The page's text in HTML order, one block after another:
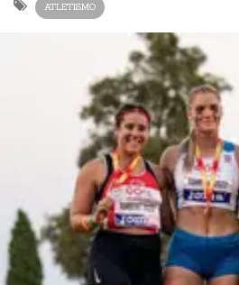
ATLETISMO